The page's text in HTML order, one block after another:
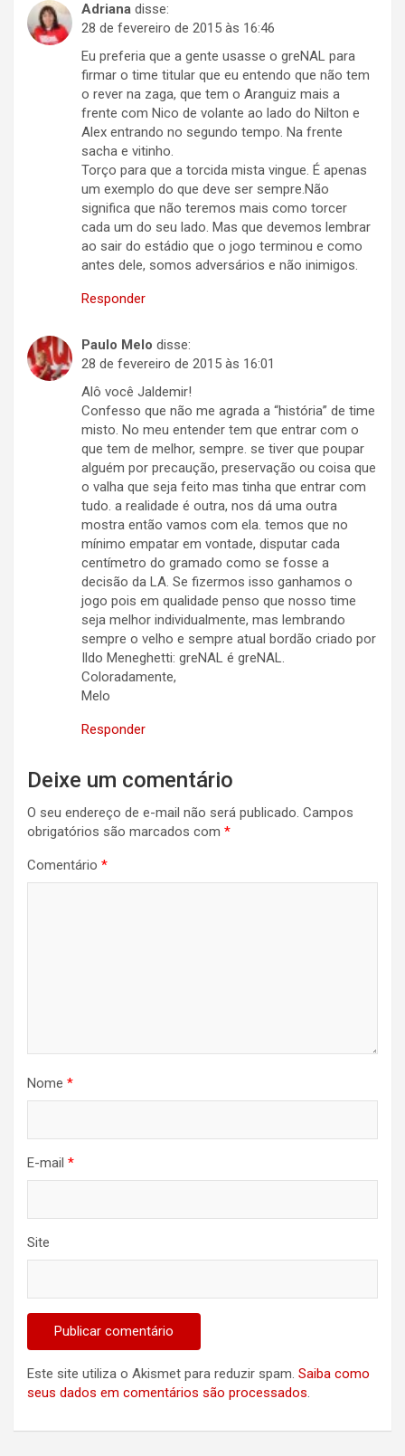
Adriana disse:
28 de fevereiro de 2015 às 16:46
Eu preferia que a gente usasse o greNAL para
firmar o time titular que eu entendo que não tem
o rever na zaga, que tem o Aranguiz mais a
frente com Nico de volante ao lado do Nilton e
Alex entrando no segundo tempo. Na frente
sacha e vitinho.
Torço para que a torcida mista vingue. É apenas
um exemplo do que deve ser sempre.Não
significa que não teremos mais como torcer
cada um do seu lado. Mas que devemos lembrar
ao sair do estádio que o jogo terminou e como
antes dele, somos adversários e não inimigos.
Responder
Paulo Melo disse:
28 de fevereiro de 2015 às 16:01
Alô você Jaldemir!
Confesso que não me agrada a “história” de time
misto. No meu entender tem que entrar com o
que tem de melhor, sempre. se tiver que poupar
alguém por precaução, preservação ou coisa que
o valha que seja feito mas tinha que entrar com
tudo. a realidade é outra, nos dá uma outra
mostra então vamos com ela. temos que no
mínimo empatar em vontade, disputar cada
centímetro do gramado como se fosse a
decisão da LA. Se fizermos isso ganhamos o
jogo pois em qualidade penso que nosso time
seja melhor individualmente, mas lembrando
sempre o velho e sempre atual bordão criado por
Ildo Meneghetti: greNAL é greNAL.
Coloradamente,
Melo
Responder
Deixe um comentário
O seu endereço de e-mail não será publicado. Campos
obrigatórios são marcados com *
Comentário *
Nome *
E-mail *
Site
Este site utiliza o Akismet para reduzir spam. Saiba como
seus dados em comentários são processados.